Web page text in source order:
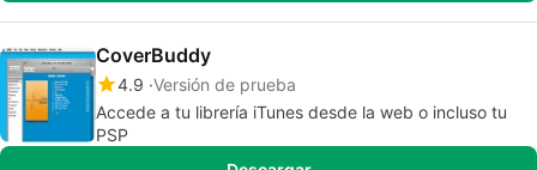
CoverBuddy
4.9 Versión de prueba
Accede a tu librería iTunes desde la web o incluso tu
PSP